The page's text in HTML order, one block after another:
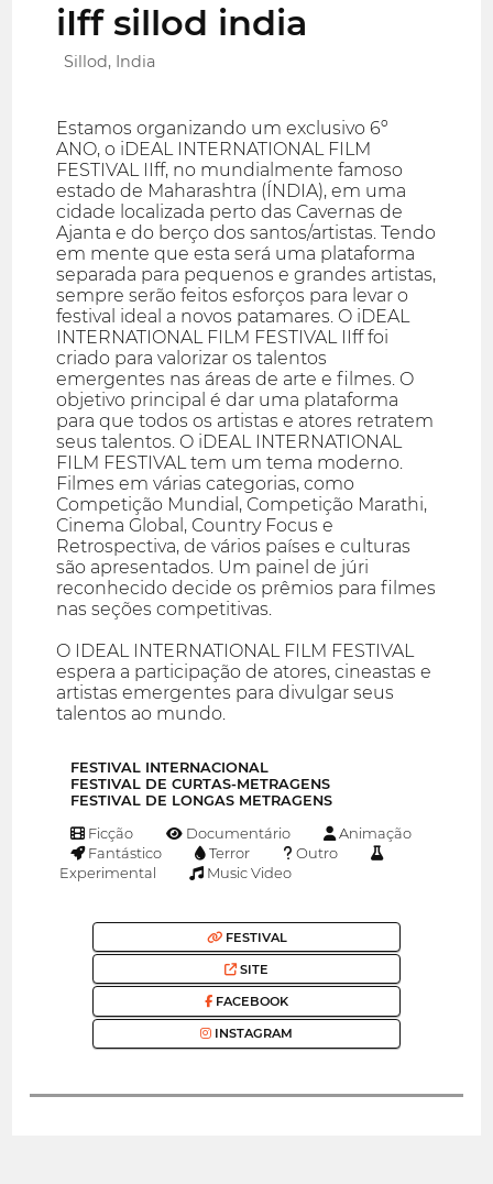
iIff sillod india
Sillod, India
Estamos organizando um exclusivo 6º
ANO, o iDEAL INTERNATIONAL FILM
FESTIVAL IIff, no mundialmente famoso
estado de Maharashtra (ÍNDIA), em uma
cidade localizada perto das Cavernas de
Ajanta e do berço dos santos/artistas. Tendo
em mente que esta será uma plataforma
separada para pequenos e grandes artistas,
sempre serão feitos esforços para levar o
festival ideal a novos patamares. O iDEAL
INTERNATIONAL FILM FESTIVAL IIff foi
criado para valorizar os talentos
emergentes nas áreas de arte e filmes. O
objetivo principal é dar uma plataforma
para que todos os artistas e atores retratem
seus talentos. O iDEAL INTERNATIONAL
FILM FESTIVAL tem um tema moderno.
Filmes em várias categorias, como
Competição Mundial, Competição Marathi,
Cinema Global, Country Focus e
Retrospectiva, de vários países e culturas
são apresentados. Um painel de júri
reconhecido decide os prêmios para filmes
nas seções competitivas.
O IDEAL INTERNATIONAL FILM FESTIVAL
espera a participação de atores, cineastas e
artistas emergentes para divulgar seus
talentos ao mundo.
FESTIVAL INTERNACIONAL
FESTIVAL DE CURTAS-METRAGENS
FESTIVAL DE LONGAS METRAGENS
Ficção Documentário
Animação
Fantástico
Terror
Outro
Experimental
Music Video
FESTIVAL
SITE
FACEBOOK
INSTAGRAM